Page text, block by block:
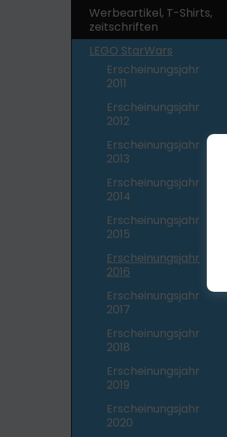
Werbeartikel, T-Shirts,
zeitschriften
LEGO StarWars
Erscheinungsjahr
2011
Erscheinungsjahr
2012
Erscheinungsjahr
2013
Erscheinungsjahr
2014
Erscheinungsjahr
2015
Erscheinungsjahr
2016
Erscheinungsjahr
2017
Erscheinungsjahr
2018
Erscheinungsjahr
2019
Erscheinungsjahr
2020